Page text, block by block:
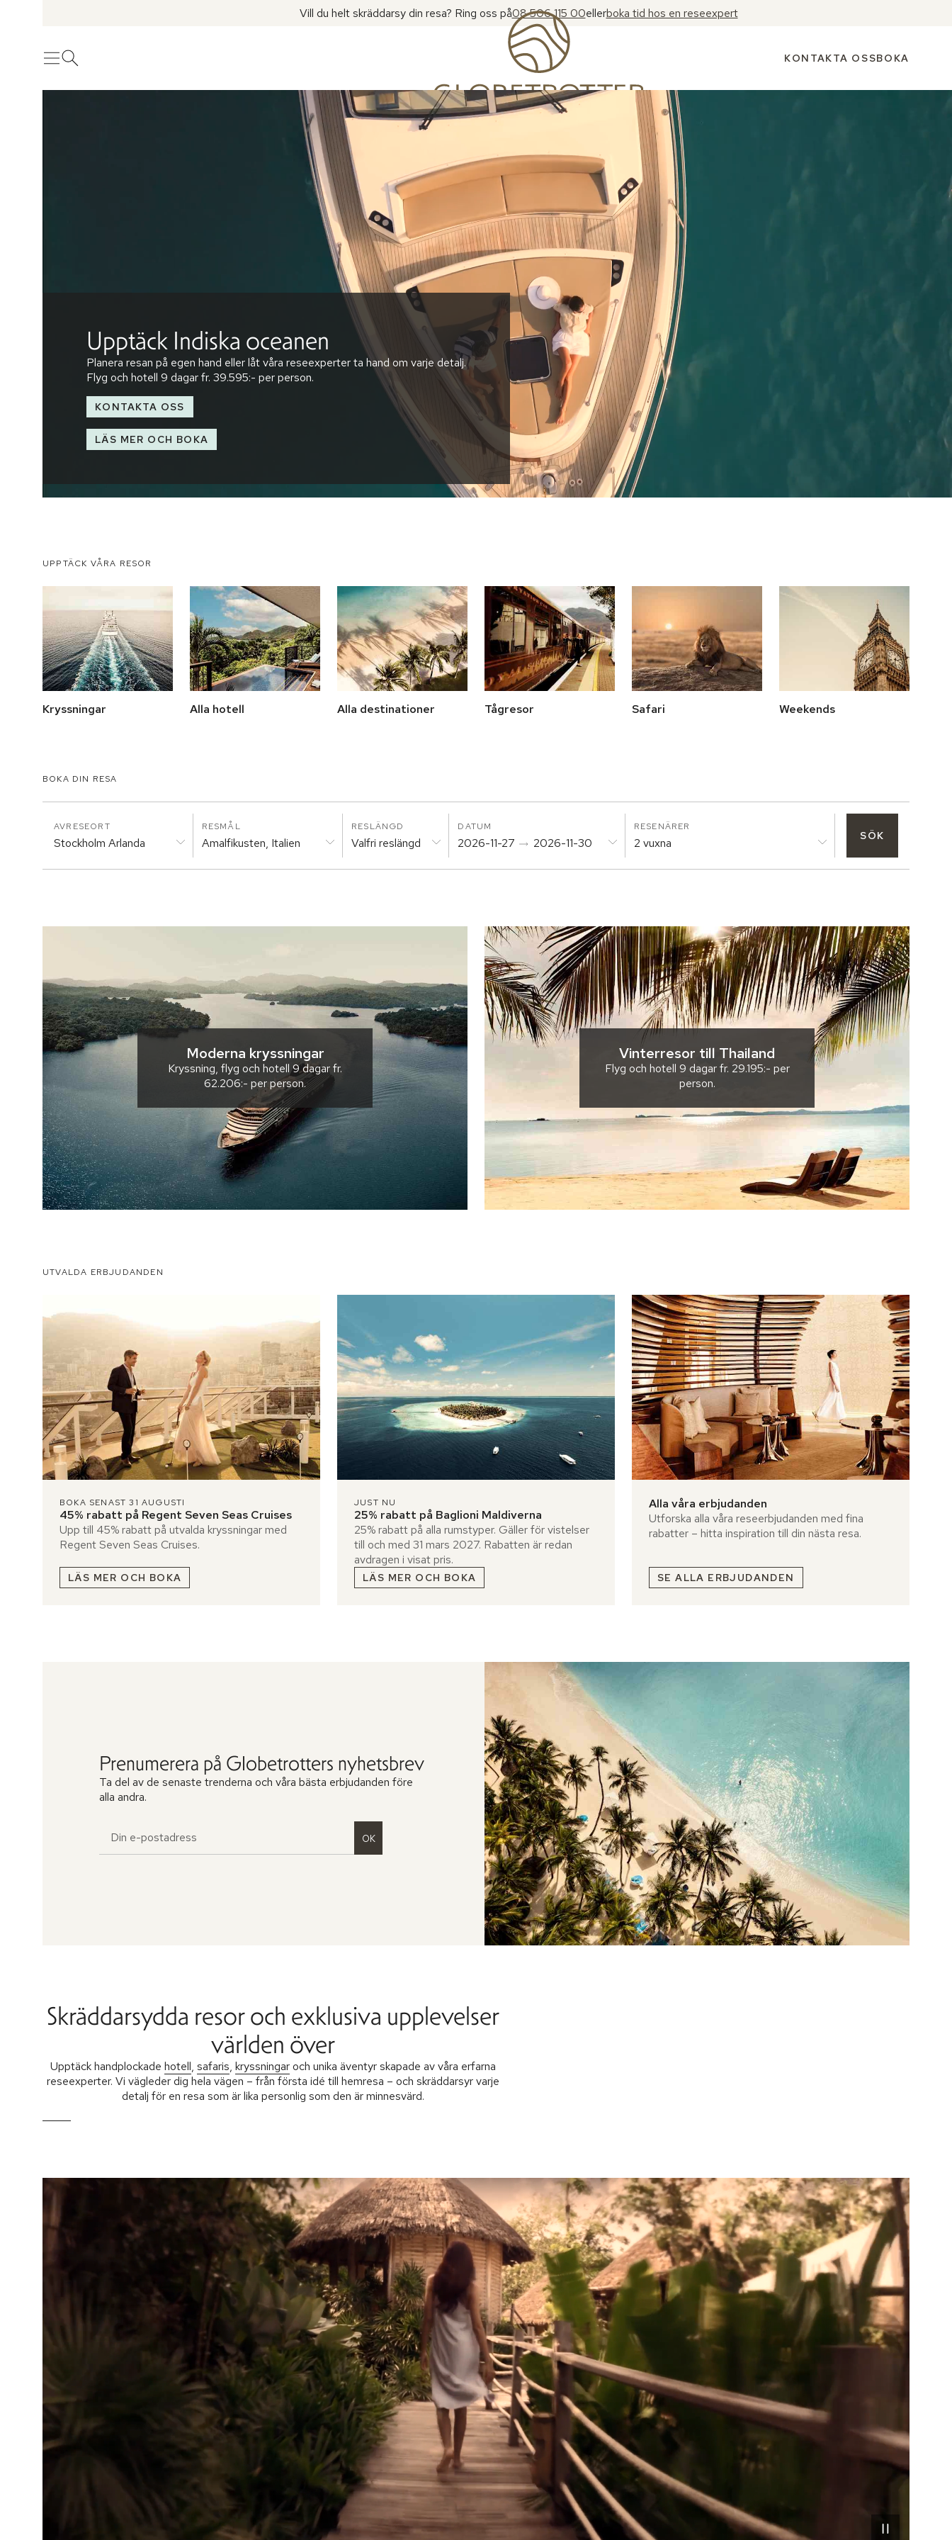
Vill du helt skräddarsy din resa? Ring oss på08 506 115 00ellerboka tid hos en reseexpert
MenyÖppna sök KONTAKTA OSSBOKA
Upptäck Indiska oceanen
Planera resan på egen hand eller låt våra reseexperter ta hand om varje detalj.
Flyg och hotell 9 dagarfr. 39.595:- per person.
KONTAKTA OSS
LÄS MER OCH BOKA
UPPTÄCK VÅRA RESOR
Kryssningar Alla hotell Alla destinationer Tågresor Safari Weekends
BOKA DIN RESA
AVRESEORT
Stockholm Arlanda
RESMÅL
Amalfikusten, Italien
RESLÄNGD
Valfri reslängd
DATUM
2026-11-27 2026-11-30
RESENÄRER
2 vuxna SÖK
Moderna kryssningar
Kryssning, flyg och hotell9 dagarfr.
62.206:- per person.
Vinterresor till Thailand
Flyg och hotell 9 dagarfr. 29.195:- per
person.
UTVALDA ERBJUDANDEN
BOKA SENAST 31 AUGUSTI
45% rabatt på Regent Seven Seas Cruises
Upp till 45% rabatt på utvalda kryssningar med
Regent Seven Seas Cruises.
LÄS MER OCH BOKA
JUST NU
25% rabatt på Baglioni Maldiverna
25% rabatt på alla rumstyper. Gäller för vistelser
till och med 31 mars 2027. Rabatten är redan
avdragen i visat pris.
LÄS MER OCH BOKA
Alla våra erbjudanden
Utforska alla våra reseerbjudanden med fina
rabatter – hitta inspiration till din nästa resa.
SE ALLA ERBJUDANDEN
Prenumerera på Globetrotters nyhetsbrev
Ta del av de senaste trenderna och våra bästa erbjudanden före
alla andra.
OK
Skräddarsydda resor och exklusiva upplevelser
världen över
Upptäck handplockade hotell, safaris, kryssningaroch unika äventyr skapade av våra erfarna
reseexperter. Vi vägleder dig hela vägen – från första idé till hemresa – och skräddarsyr varje
detalj för en resa som är lika personlig som den är minnesvärd.